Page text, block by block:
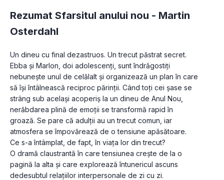
Rezumat Sfarsitul anului nou - Martin
Osterdahl
Un dineu cu final dezastruos. Un trecut păstrat secret.
Ebba și Marlon, doi adolescenți, sunt îndrăgostiți
nebunește unul de celălalt și organizează un plan în care
să își întâlnească reciproc părinții. Când toți cei șase se
strâng sub același acoperiș la un dineu de Anul Nou,
nerăbdarea plină de emoții se transformă rapid în
groază. Se pare că adulții au un trecut comun, iar
atmosfera se împovărează de o tensiune apăsătoare.
Ce s-a întâmplat, de fapt, în viața lor din trecut?
O dramă claustrantă în care tensiunea crește de la o
pagină la alta și care explorează întunericul ascuns
dedesubtul relațiilor interpersonale de zi cu zi.